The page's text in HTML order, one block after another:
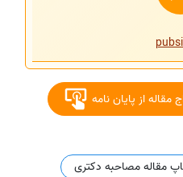
از پایان نامه
مقاله مصاحبه دکتری